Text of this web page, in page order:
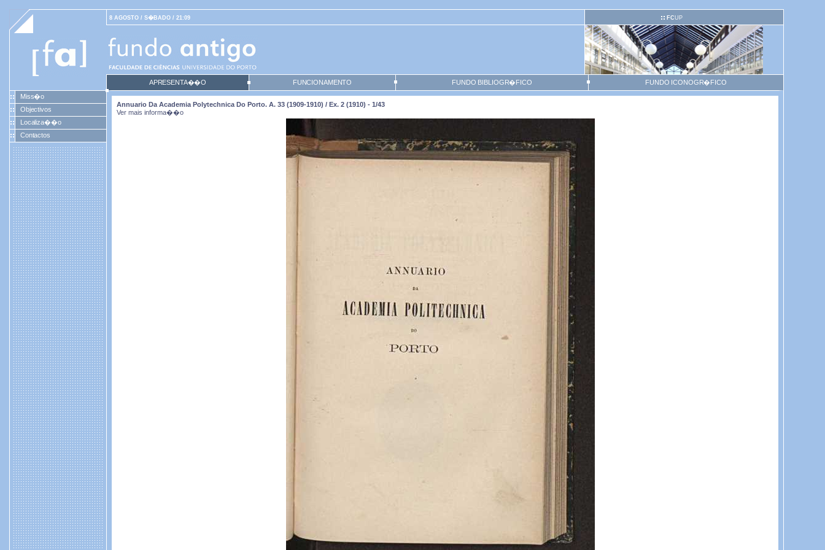
8 AGOSTO / S�BADO / 21:09 FCUP
APRESENTA��O FUNCIONAMENTO FUNDO BIBLIOGR�FICO
FUNDO ICONOGR�FICO
Miss�o
Objectivos
Localiza��o
Contactos
Annuario Da Academia Polytechnica Do Porto. A. 33 (1909-1910) / Ex. 2 (1910) - 1/43
Ver mais informa��o